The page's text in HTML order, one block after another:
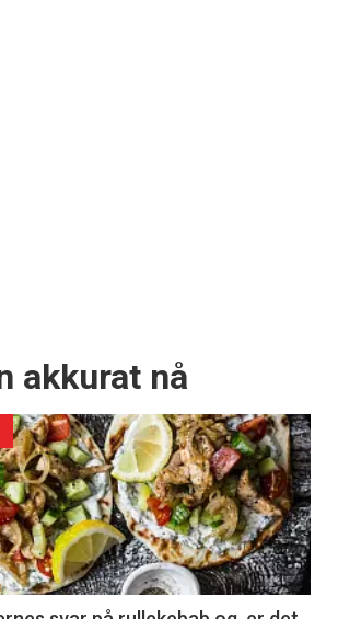
akkurat nå